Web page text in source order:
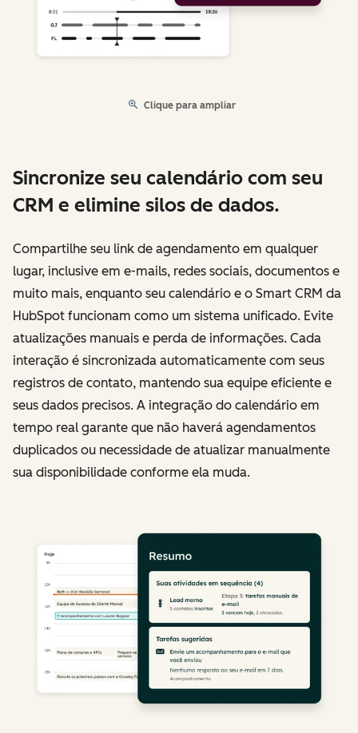
Clique para ampliar
Sincronize seu calendário com seu
CRM e elimine silos de dados.
Compartilhe seu link de agendamento em qualquer
lugar, inclusive em e-mails, redes sociais, documentos e
muito mais, enquanto seu calendário e o Smart CRM da
HubSpot funcionam como um sistema unificado. Evite
atualizações manuais e perda de informações. Cada
interação é sincronizada automaticamente com seus
registros de contato, mantendo sua equipe eficiente e
seus dados precisos. A integração do calendário em
tempo real garante que não haverá agendamentos
duplicados ou necessidade de atualizar manualmente
sua disponibilidade conforme ela muda.